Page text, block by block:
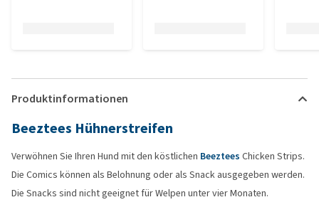
Produktinformationen
Beeztees Hühnerstreifen
Verwöhnen Sie Ihren Hund mit den köstlichen Beeztees Chicken Strips.
Die Comics können als Belohnung oder als Snack ausgegeben werden.
Die Snacks sind nicht geeignet für Welpen unter vier Monaten.